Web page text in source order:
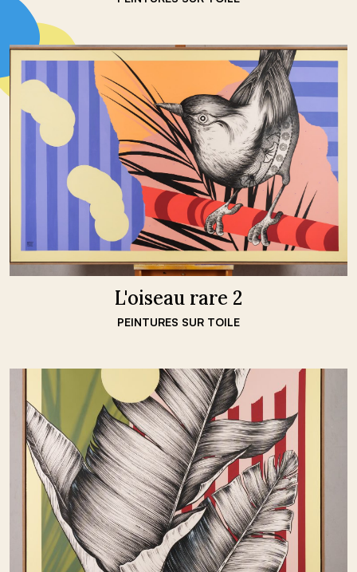
L'oiseau rare 2
PEINTURES SUR TOILE